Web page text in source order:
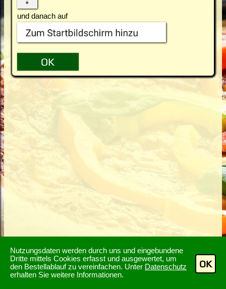
Nutzungsdaten werden durch uns und eingebundene
Dritte mittels Cookies erfasst und ausgewertet, um
den Bestellablauf zu vereinfachen. Unter Datenschutz
erhalten Sie weitere Informationen.
OK
und danach auf